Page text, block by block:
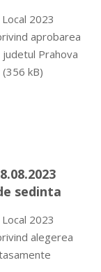
2023
aprobarea
judetul Prahova
kB)
sedinta
2023
alegerea